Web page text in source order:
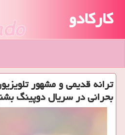
کارکادو
ترانه قدیمی و مشهور
بحرانی در سریال دوپینگ